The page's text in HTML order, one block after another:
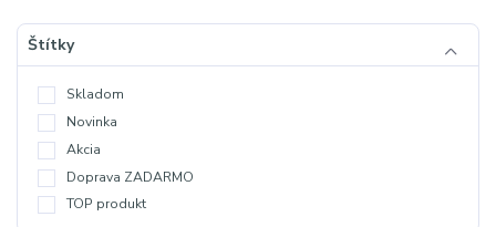
Štítky
Skladom
Novinka
Akcia
Doprava ZADARMO
TOP produkt